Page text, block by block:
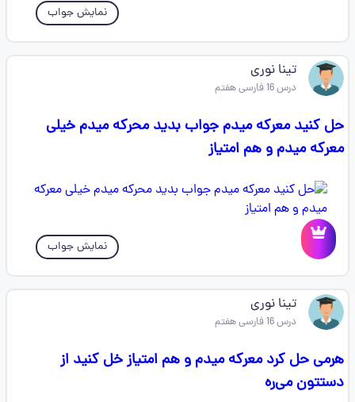
نمایش جواب
تینا نوری
درس 16 فارسی هفتم
حل کنید معرکه میدم جواب بدید محرکه میدم خیلی
معرکه میدم و هم امتیاز
نمایش جواب
تینا نوری
درس 16 فارسی هفتم
هرمی حل کرد معرکه میدم و هم امتیاز خل کنید از
دستتون می‌ره